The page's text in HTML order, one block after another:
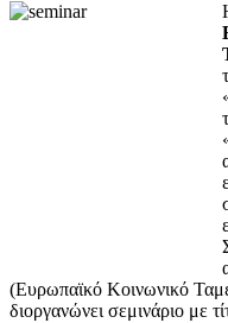
(Ευρωπαϊκό Κοινωνικό
διοργανώνει σεμινάριο με